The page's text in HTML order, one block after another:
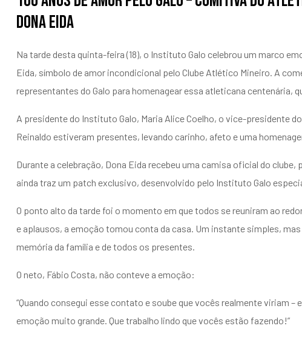
Dona Eida
Na tarde desta quinta-feira (18), o Instituto Galo celebrou um marco
Eida, símbolo de amor incondicional pelo Clube Atlético Mineiro. A
representantes do Galo para homenagear essa atleticana centenária,
A presidente do Instituto Galo, Maria Alice Coelho, o vice-presidente
Reinaldo estiveram presentes, levando carinho, afeto e uma
Durante a celebração, Dona Eida recebeu uma camisa oficial do
ainda traz um patch exclusivo, desenvolvido pelo Instituto Galo
O ponto alto da tarde foi o momento em que todos se reuniram ao
e aplausos, a emoção tomou conta da casa. Um instante simples,
memória da família e de todos os presentes.
O neto, Fábio Costa, não conteve a emoção:
“Quando consegui esse contato e soube que vocês realmente viriam –
emoção muito grande. Que trabalho lindo que vocês estão fazendo!”